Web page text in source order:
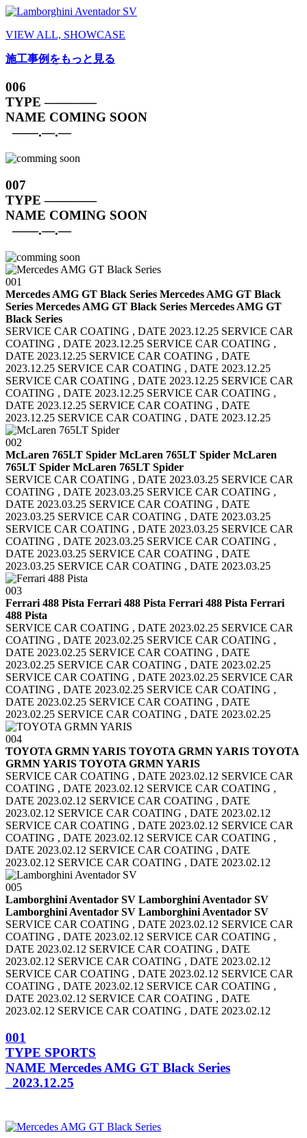
VIEW ALL, SHOWCASE
施工事例をもっと見る
006
TYPE ————
NAME COMING SOON
——.—.—
007
TYPE ————
NAME COMING SOON
——.—.—
001
Mercedes AMG GT Black Series Mercedes AMG GT Black
Series Mercedes AMG GT Black Series Mercedes AMG GT
Black Series
SERVICE CAR COATING , DATE 2023.12.25 SERVICE CAR
COATING , DATE 2023.12.25 SERVICE CAR COATING ,
DATE 2023.12.25 SERVICE CAR COATING , DATE
2023.12.25 SERVICE CAR COATING , DATE 2023.12.25
SERVICE CAR COATING , DATE 2023.12.25 SERVICE CAR
COATING , DATE 2023.12.25 SERVICE CAR COATING ,
DATE 2023.12.25 SERVICE CAR COATING , DATE
2023.12.25 SERVICE CAR COATING , DATE 2023.12.25
002
McLaren 765LT Spider McLaren 765LT Spider McLaren
765LT Spider McLaren 765LT Spider
SERVICE CAR COATING , DATE 2023.03.25 SERVICE CAR
COATING , DATE 2023.03.25 SERVICE CAR COATING ,
DATE 2023.03.25 SERVICE CAR COATING , DATE
2023.03.25 SERVICE CAR COATING , DATE 2023.03.25
SERVICE CAR COATING , DATE 2023.03.25 SERVICE CAR
COATING , DATE 2023.03.25 SERVICE CAR COATING ,
DATE 2023.03.25 SERVICE CAR COATING , DATE
2023.03.25 SERVICE CAR COATING , DATE 2023.03.25
003
Ferrari 488 Pista Ferrari 488 Pista Ferrari 488 Pista Ferrari
488 Pista
SERVICE CAR COATING , DATE 2023.02.25 SERVICE CAR
COATING , DATE 2023.02.25 SERVICE CAR COATING ,
DATE 2023.02.25 SERVICE CAR COATING , DATE
2023.02.25 SERVICE CAR COATING , DATE 2023.02.25
SERVICE CAR COATING , DATE 2023.02.25 SERVICE CAR
COATING , DATE 2023.02.25 SERVICE CAR COATING ,
DATE 2023.02.25 SERVICE CAR COATING , DATE
2023.02.25 SERVICE CAR COATING , DATE 2023.02.25
004
TOYOTA GRMN YARIS TOYOTA GRMN YARIS TOYOTA
GRMN YARIS TOYOTA GRMN YARIS
SERVICE CAR COATING , DATE 2023.02.12 SERVICE CAR
COATING , DATE 2023.02.12 SERVICE CAR COATING ,
DATE 2023.02.12 SERVICE CAR COATING , DATE
2023.02.12 SERVICE CAR COATING , DATE 2023.02.12
SERVICE CAR COATING , DATE 2023.02.12 SERVICE CAR
COATING , DATE 2023.02.12 SERVICE CAR COATING ,
DATE 2023.02.12 SERVICE CAR COATING , DATE
2023.02.12 SERVICE CAR COATING , DATE 2023.02.12
005
Lamborghini Aventador SV Lamborghini Aventador SV
Lamborghini Aventador SV Lamborghini Aventador SV
SERVICE CAR COATING , DATE 2023.02.12 SERVICE CAR
COATING , DATE 2023.02.12 SERVICE CAR COATING ,
DATE 2023.02.12 SERVICE CAR COATING , DATE
2023.02.12 SERVICE CAR COATING , DATE 2023.02.12
SERVICE CAR COATING , DATE 2023.02.12 SERVICE CAR
COATING , DATE 2023.02.12 SERVICE CAR COATING ,
DATE 2023.02.12 SERVICE CAR COATING , DATE
2023.02.12 SERVICE CAR COATING , DATE 2023.02.12
001
TYPE SPORTS
NAME Mercedes AMG GT Black Series
2023.12.25